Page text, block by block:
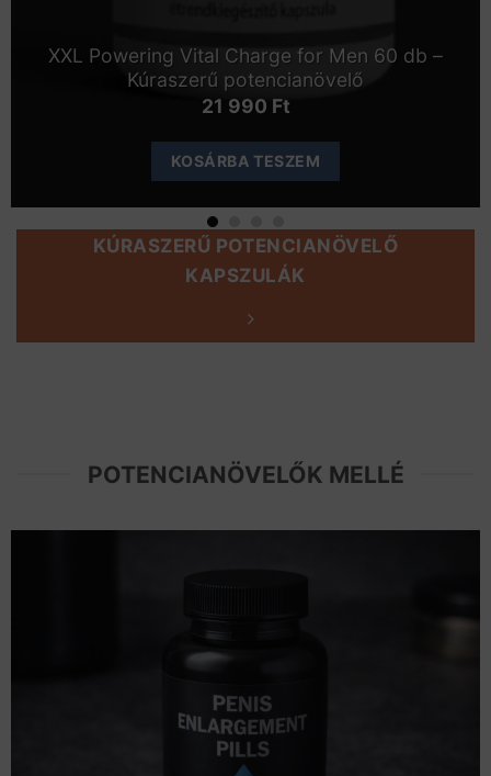
XXL Powering Vital Charge for Men 60 db –
Kúraszerű potencianövelő
21 990 Ft
KOSÁRBA TESZEM
KÚRASZERŰ POTENCIANÖVELŐ
KAPSZULÁK
POTENCIANÖVELŐK MELLÉ